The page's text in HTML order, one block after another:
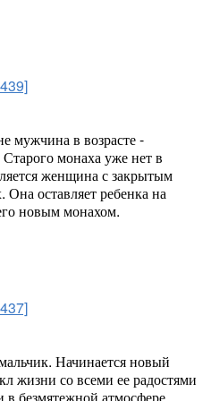
мужчина в возрасте -
монаха уже нет в
женщина с закрытым
оставляет ребенка на
новым монахом.
Начинается новый
жизни со всеми ее радостями